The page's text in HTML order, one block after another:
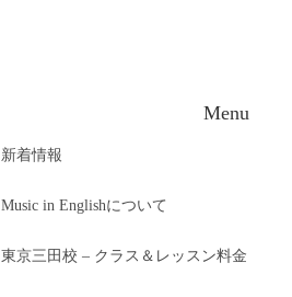
Menu
新着情報
Music in Englishについて
東京三田校 – クラス＆レッスン料金